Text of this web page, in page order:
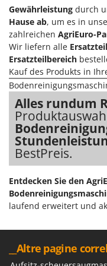
P
Palettengabeln
Pelletpressen
Pflüge für Traktor
Planierschilder
Plasmaschneider
Poolroboter
Pools
Poolstaubsauger
R
Rasenmäher
Rasentrimmer -
Rasentrimmer -
Forest Master
Francini
G
G3 Ferrari
Gardena
Garofalo
GeoTech
GeoTech Pro
Gierre
Ginko - MGM
Gipeco
Girmi
Gre
Gewährleistung durch
Hause ab, um es in
zahlreichen AgriEuro-
Wir liefern alle
Ersatzteilbereich
Kauf des Produkts in
Alles rundum
BestPreis.
Entdecken Sie den
laufend erweitert und
__Altre pagine